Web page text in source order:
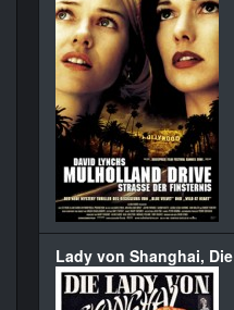
Lady von Shanghai, Die